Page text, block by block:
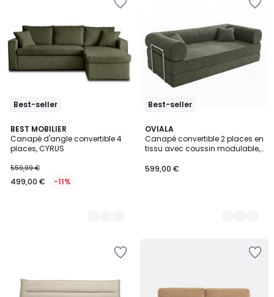
Best-seller
BEST MOBILIER
Canapé d'angle convertible 4
places, CYRUS
€
au
appliquée.
559,99 €
499,00 € -11%
6
Couleurs
Best-seller
OVIALA
Canapé convertible 2 places en
tissu avec coussin modulable,
599,00 €
4
Couleurs